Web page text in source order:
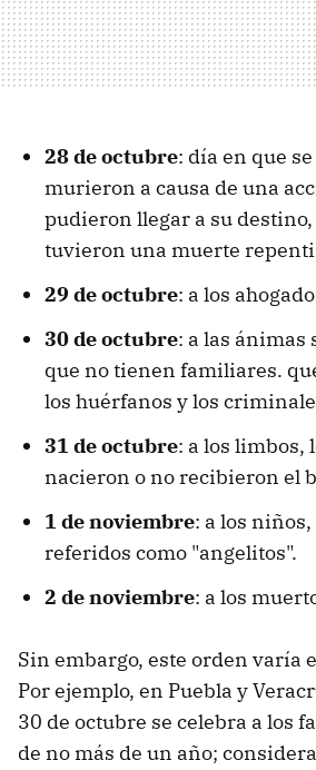
28 de octubre: día en que
murieron a causa de una
pudieron llegar a su
tuvieron una muerte
29 de octubre: a los
30 de octubre: a las ánimas
que no tienen familiares.
los huérfanos y los
31 de octubre: a los limbos,
nacieron o no recibieron el
1 de noviembre: a los
referidos como "angelitos".
2 de noviembre: a los
Sin embargo, este orden varía
Por ejemplo, en Puebla y
30 de octubre se celebra a los
de no más de un año;